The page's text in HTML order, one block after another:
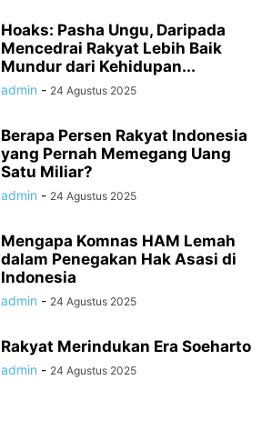
Hoaks: Pasha Ungu, Daripada
Mencedrai Rakyat Lebih Baik
Mundur dari Kehidupan...
admin - 24 Agustus 2025
Berapa Persen Rakyat Indonesia
yang Pernah Memegang Uang
Satu Miliar?
admin - 24 Agustus 2025
Mengapa Komnas HAM Lemah
dalam Penegakan Hak Asasi di
Indonesia
admin - 24 Agustus 2025
Rakyat Merindukan Era Soeharto
admin - 24 Agustus 2025